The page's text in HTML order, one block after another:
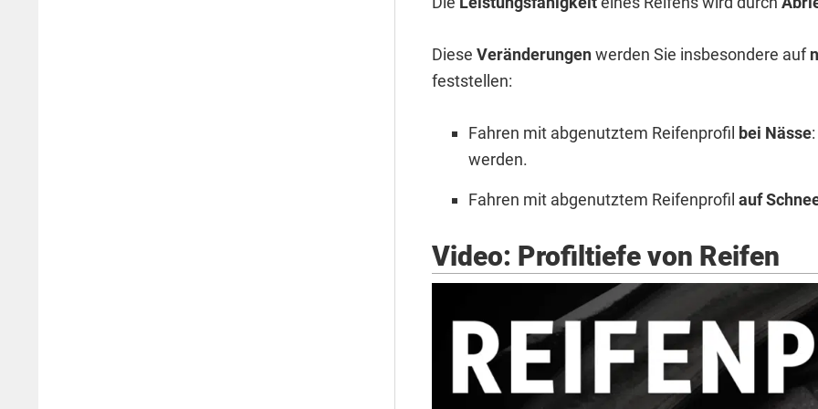
Diese Veränderungenwerden Sie insbesondere auf
feststellen:
Fahren mit abgenutztem Reifenprofil bei Nässe
werden.
Fahren mit abgenutztem Reifenprofil auf
Video: Profiltiefe von Reifen